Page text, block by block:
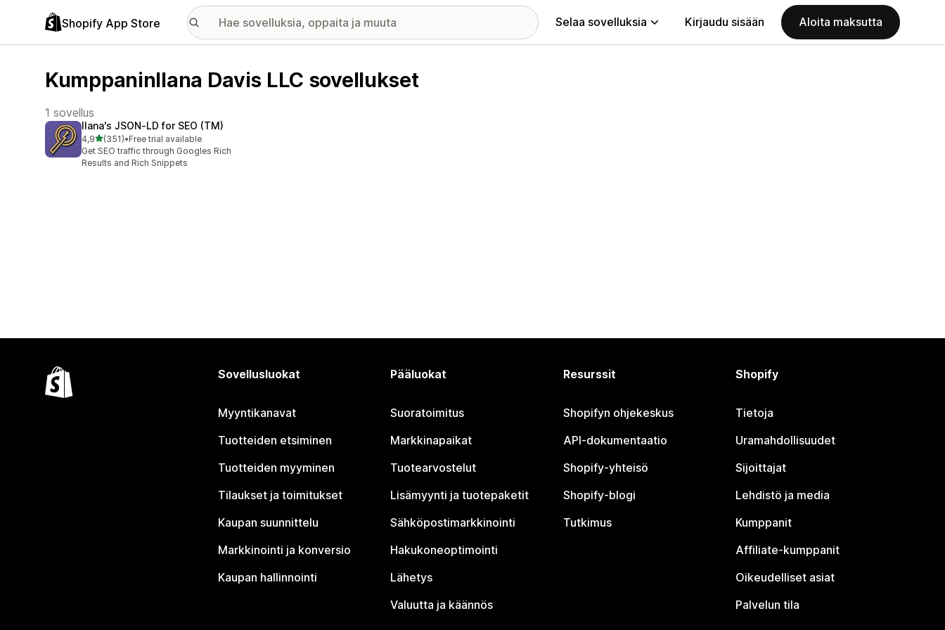
Shopify App Store Selaa sovelluksia Kirjaudu sisään Aloita maksutta
KumppaninIlana Davis LLC sovellukset
1 sovellus
Ilana's JSON‑LD for SEO (TM)
4,9/ 5 tähteä
(351)
351 arvostelua yhteensä
•Free trial available
Get SEO traffic through Googles Rich
Results and Rich Snippets
Sovellusluokat
Myyntikanavat
Tuotteiden etsiminen
Tuotteiden myyminen
Tilaukset ja toimitukset
Kaupan suunnittelu
Markkinointi ja konversio
Kaupan hallinnointi
Pääluokat
Suoratoimitus
Markkinapaikat
Tuotearvostelut
Lisämyynti ja tuotepaketit
Sähköpostimarkkinointi
Hakukoneoptimointi
Lähetys
Valuutta ja käännös
Resurssit
Shopifyn ohjekeskus
API-dokumentaatio
Shopify-yhteisö
Shopify-blogi
Tutkimus
Shopify
Tietoja
Uramahdollisuudet
Sijoittajat
Lehdistö ja media
Kumppanit
Affiliate-kumppanit
Oikeudelliset asiat
Palvelun tila